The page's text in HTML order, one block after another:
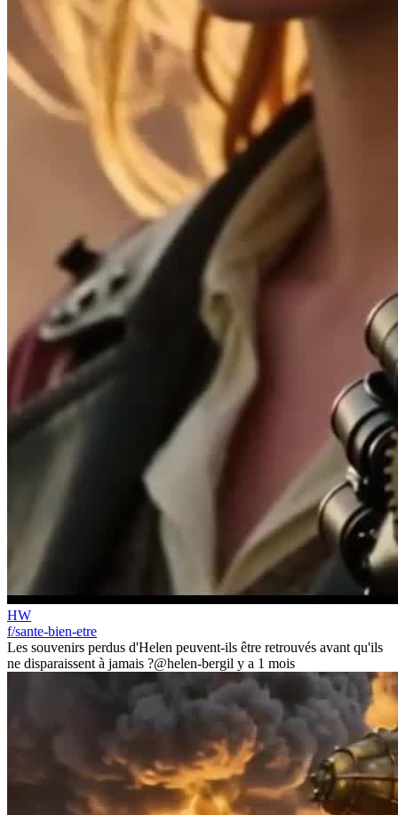
HW
f/sante-bien-etre
Les souvenirs perdus d'Helen peuvent-ils être retrouvés avant qu'ils
ne disparaissent à jamais ?@helen-bergil y a 1 mois